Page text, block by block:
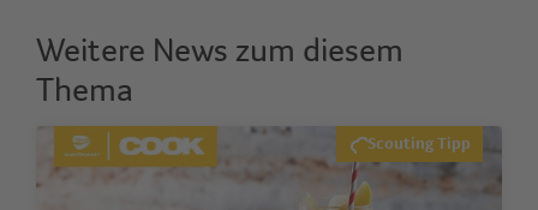
Weitere News zum diesem
Thema
Scouting Tipp